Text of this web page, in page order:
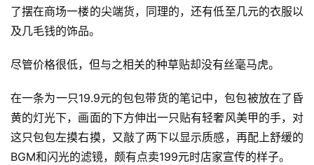
了摆在商场一楼的尖端货，同理的，还有低至几元的衣服以
及几毛钱的饰品。
尽管价格很低，但与之相关的种草贴却没有丝毫马虎。
在一条为一只19.9元的包包带货的笔记中，包包被放在了昏
黄的灯光下，画面的下方伸出一只贴有轻奢风美甲的手，对
这只包包左摸右摸，又敲了两下以显示质感，再配上舒缓的
BGM和闪光的滤镜，颇有点卖199元时店家宣传的样子。